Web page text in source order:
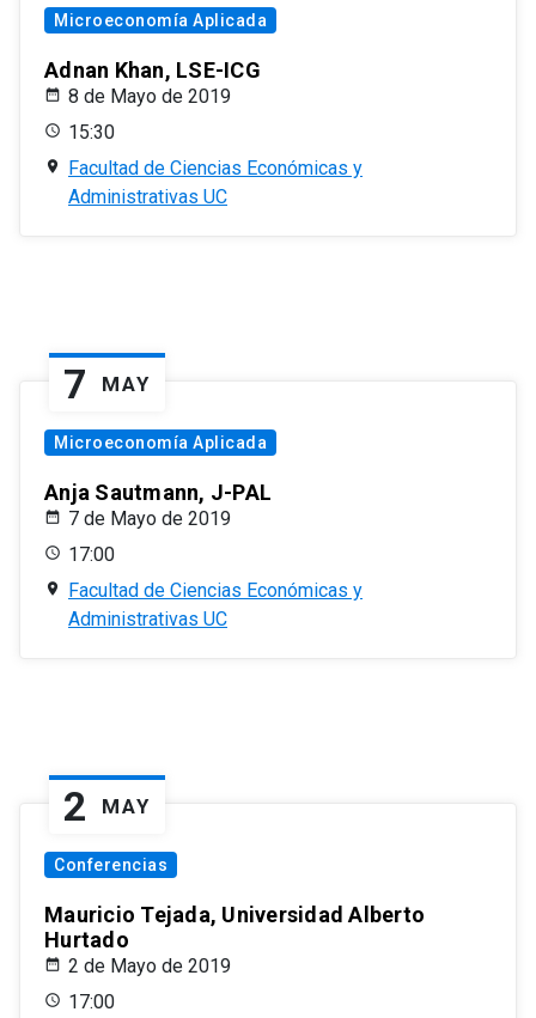
Microeconomía Aplicada
Adnan Khan, LSE-ICG
8 de Mayo de 2019
15:30
Facultad de Ciencias Económicas y
Administrativas UC
7 MAY
Microeconomía Aplicada
Anja Sautmann, J-PAL
7 de Mayo de 2019
17:00
Facultad de Ciencias Económicas y
Administrativas UC
2 MAY
Conferencias
Mauricio Tejada, Universidad Alberto
Hurtado
2 de Mayo de 2019
17:00